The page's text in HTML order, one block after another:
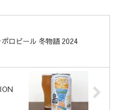
ロビール 冬物語 2024